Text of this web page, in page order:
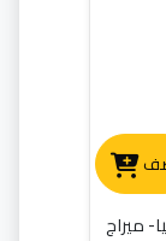
ميراج